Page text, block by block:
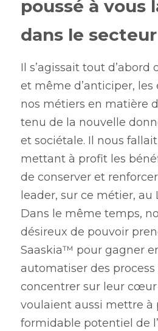
poussé à vous
dans le secteur
Il s’agissait tout d’abord
et même d’anticiper, les
nos métiers en matière
tenu de la nouvelle
et sociétale. Il nous
mettant à profit les
de conserver et
leader, sur ce métier, au
Dans le même temps,
désireux de pouvoir
Saaskia™ pour gagner
automatiser des
concentrer sur leur cœur
voulaient aussi mettre à
formidable potentiel de